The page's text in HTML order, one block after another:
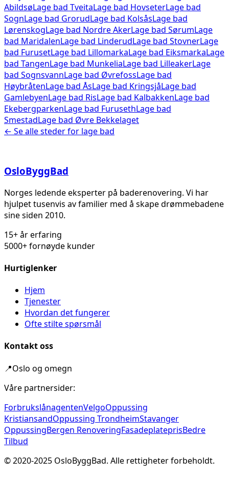
AbildsøLage bad TveitaLage bad HovseterLage bad
SognLage bad GrorudLage bad KolsåsLage bad
LørenskogLage bad Nordre AkerLage bad SørumLage
bad MaridalenLage bad LinderudLage bad StovnerLage
bad FurusetLage bad LillomarkaLage bad EiksmarkaLage
bad TangenLage bad MunkeliaLage bad LilleakerLage
bad SognsvannLage bad ØvrefossLage bad
HøybråtenLage bad ÅsLage bad KringsjåLage bad
GamlebyenLage bad RisLage bad KalbakkenLage bad
EkebergparkenLage bad FurusethLage bad
SmestadLage bad Øvre Bekkelaget
← Se alle steder for lage bad
OsloByggBad
Norges ledende eksperter på baderenovering. Vi har
hjulpet tusenvis av familier med å skape drømmebadene
sine siden 2010.
15+ år erfaring
5000+ fornøyde kunder
Hurtiglenker
Hjem
Tjenester
Hvordan det fungerer
Ofte stilte spørsmål
Kontakt oss
📍Oslo og omegn
Våre partnersider:
ForbrukslånagentenVelgoOppussing
KristiansandOppussing TrondheimStavanger
OppussingBergen RenoveringFasadeplateprisBedre
Tilbud
© 2020-2025 OsloByggBad. Alle rettigheter forbeholdt.